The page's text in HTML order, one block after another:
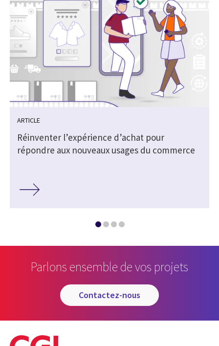
ARTICLE
Réinventer l’expérience d’achat pour
répondre aux nouveaux usages du commerce
Parlons ensemble de vos projets
contactez-nous